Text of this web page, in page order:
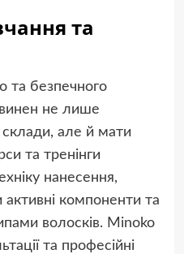
та
та безпечного
не лише
склади, але й мати
та тренінги
нанесення,
компоненти та
волосків. Minoko
та професійні